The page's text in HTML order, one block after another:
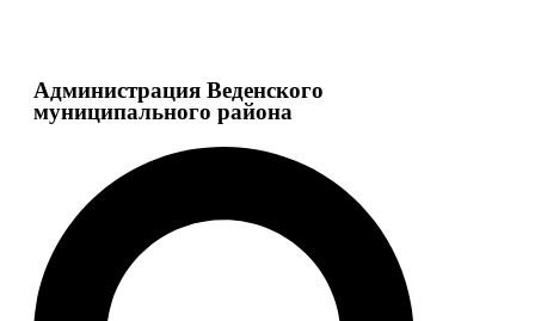
Администрация Веденского
муниципального района